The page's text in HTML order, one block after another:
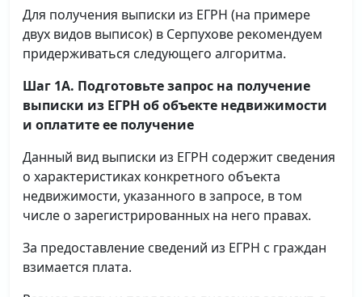
Для получения выписки из ЕГРН (на примере
двух видов выписок) в Серпухове рекомендуем
придерживаться следующего алгоритма.
Шаг 1А. Подготовьте запрос на получение
выписки из ЕГРН об объекте недвижимости
и оплатите ее получение
Данный вид выписки из ЕГРН содержит сведения
о характеристиках конкретного объекта
недвижимости, указанного в запросе, в том
числе о зарегистрированных на него правах.
За предоставление сведений из ЕГРН с граждан
взимается плата.